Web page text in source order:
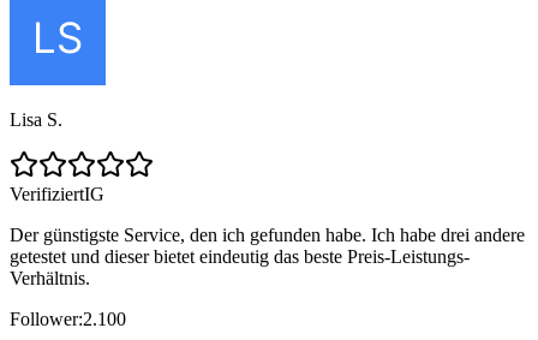
Lisa S.
VerifiziertIG
Der günstigste Service, den ich gefunden habe. Ich habe drei andere
getestet und dieser bietet eindeutig das beste Preis-Leistungs-
Verhältnis.
Follower:2.100